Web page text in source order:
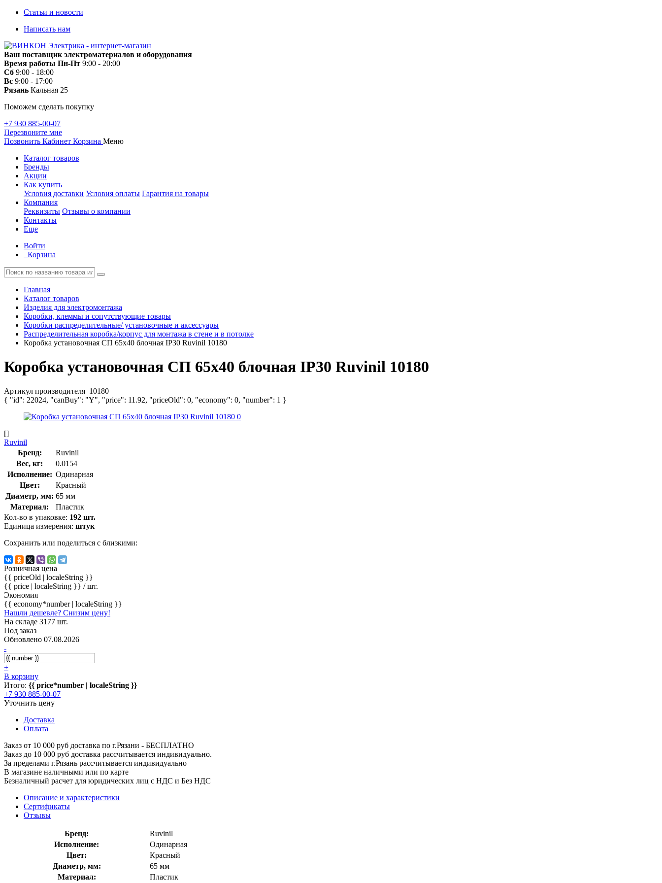
Статьи и новости
Написать нам
Ваш поставщик электроматериалов и оборудования
Время работы Пн-Пт 9:00 - 20:00
Сб 9:00 - 18:00
Вс 9:00 - 17:00
Рязань Кальная 25
Поможем сделать покупку
+7 930 885-00-07
Перезвоните мне
Позвонить Кабинет Корзина Меню
Каталог товаров
Бренды
Акции
Как купить
Условия доставки Условия оплаты Гарантия на товары
Компания
Реквизиты Отзывы о компании
Контакты
Еще
Войти
Корзина
Главная
Каталог товаров
Изделия для электромонтажа
Коробки, клеммы и сопутствующие товары
Коробки распределительные/ установочные и аксессуары
Распределительная коробка/корпус для монтажа в стене и в потолке
Коробка установочная СП 65х40 блочная IP30 Ruvinil 10180
Коробка установочная СП 65х40 блочная IP30 Ruvinil 10180
Артикул производителя 10180
{ "id": 22024, "canBuy": "Y", "price": 11.92, "priceOld": 0, "economy": 0, "number": 1 }
[]
Ruvinil
Бренд:
Ruvinil
Вес, кг:
0.0154
Исполнение: Одинарная
Цвет:
Красный
Диаметр, мм: 65 мм
Материал:
Пластик
Кол-во в упаковке: 192 шт.
Единица измерения: штук
Сохранить или поделиться с близкими:
Розничная цена
{{ priceOld | localeString }}
{{ price | localeString }} / шт.
Экономия
{{ economy*number | localeString }}
Нашли дешевле? Снизим цену!
На складе 3177 шт.
Под заказ
Обновлено 07.08.2026
-
+
В корзину
Итого: {{ price*number | localeString }}
+7 930 885-00-07
Уточнить цену
Доставка
Оплата
Заказ от 10 000 руб доставка по г.Рязани - БЕСПЛАТНО
Заказ до 10 000 руб доставка рассчитывается индивидуально.
За пределами г.Рязань рассчитывается индивидуально
В магазине наличными или по карте
Безналичный расчет для юридических лиц с НДС и Без НДС
Описание и характеристики
Сертификаты
Отзывы
Бренд:
Ruvinil
Исполнение:
Одинарная
Цвет:
Красный
Диаметр, мм:
65 мм
Материал:
Пластик